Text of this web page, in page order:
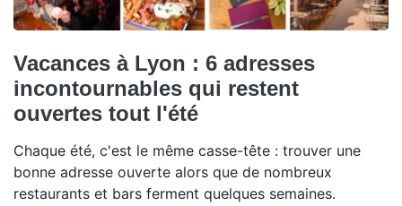
Vacances à Lyon : 6 adresses
incontournables qui restent
ouvertes tout l'été
Chaque été, c'est le même casse-tête : trouver une
bonne adresse ouverte alors que de nombreux
restaurants et bars ferment quelques semaines.